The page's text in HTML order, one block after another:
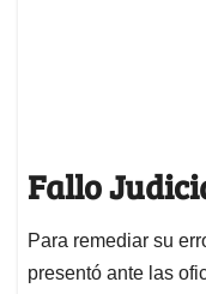
Fallo
Para remediar su
presentó ante las